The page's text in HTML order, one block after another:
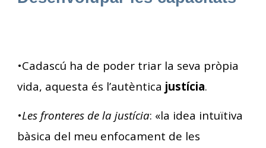
•Cadascú ha de poder triar la seva pròpia
vida, aquesta és l’autèntica justícia.
•Les fronteres de la justícia: «la idea intuïtiva
bàsica del meu enfocament de les